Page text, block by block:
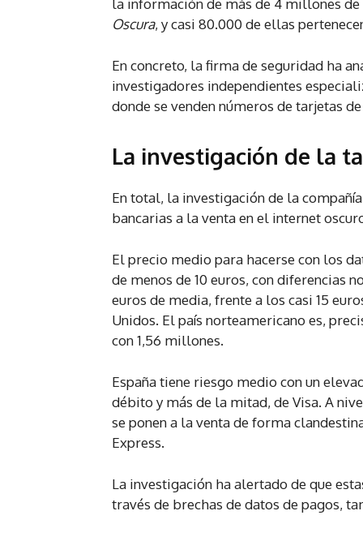
la información de más de 4 millones
Oscura, y casi 80.000 de ellas
En concreto, la firma de seguridad ha
investigadores independientes
donde se venden números de tarjetas
La investigación de la
En total, la investigación de la
bancarias a la venta en el internet
El precio medio para hacerse con los
de menos de 10 euros, con diferencias
euros de media, frente a los casi 15
Unidos. El país norteamericano es,
con 1,56 millones.
España tiene riesgo medio con un
débito y más de la mitad, de Visa. A
se ponen a la venta de forma
Express.
La investigación ha alertado de que
través de brechas de datos de pagos,